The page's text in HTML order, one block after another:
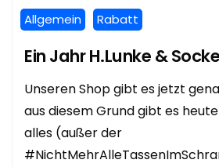
Allgemein Rabatt
Ein Jahr H.Lunke &
Unseren Shop gibt es jetzt
aus diesem Grund gibt es
alles (außer der